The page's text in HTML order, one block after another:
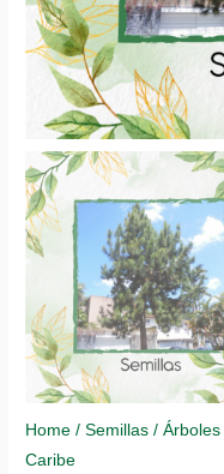
Home /Semillas /Árboles
Caribe